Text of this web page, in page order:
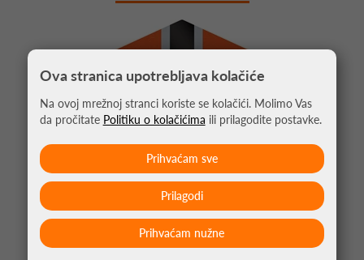
Ova stranica upotrebljava kolačiće
Na ovoj mrežnoj stranci koriste se kolačići. Molimo Vas
da pročitate Politiku o kolačićima ili prilagodite postavke.
Prihvaćam nužne
Prilagodi
Prihvaćam sve